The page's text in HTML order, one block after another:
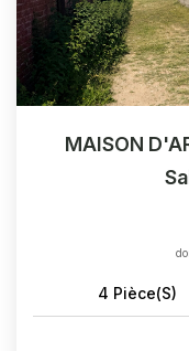
MAISON
4 Pièce(s)